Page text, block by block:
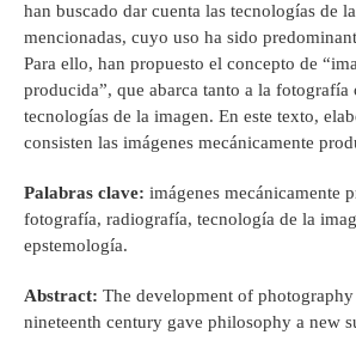
han buscado dar cuenta las tecnologías de
mencionadas, cuyo uso ha sido
Para ello, han propuesto el concepto de
producida”, que abarca tanto a la fotografía
tecnologías de la imagen. En este texto,
consisten las imágenes mecánicamente
Palabras clave: imágenes mecánicamente
fotografía, radiografía, tecnología de la
epstemología.
Abstract: The development of
nineteenth century gave philosophy a new